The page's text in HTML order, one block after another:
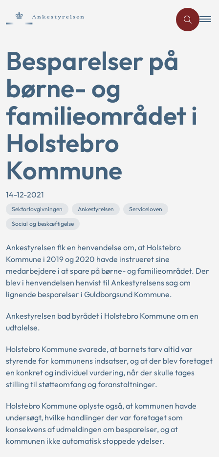
Besparelser på
børne- og
familieområdet i
Holstebro
Kommune
14-12-2021
Sektorlovgivningen Ankestyrelsen
Serviceloven
Social og beskæftigelse
Ankestyrelsen fik en henvendelse om, at Holstebro
Kommune i 2019 og 2020 havde instrueret sine
medarbejdere i at spare på børne- og familieområdet. Der
blev i henvendelsen henvist til Ankestyrelsens sag om
lignende besparelser i Guldborgsund Kommune.
Ankestyrelsen bad byrådet i Holstebro Kommune om en
udtalelse.
Holstebro Kommune svarede, at barnets tarv altid var
styrende for kommunens indsatser, og at der blev foretaget
en konkret og individuel vurdering, når der skulle tages
stilling til støtteomfang og foranstaltninger.
Holstebro Kommune oplyste også, at kommunen havde
undersøgt, hvilke handlinger der var foretaget som
konsekvens af udmeldingen om besparelser, og at
kommunen ikke automatisk stoppede ydelser.